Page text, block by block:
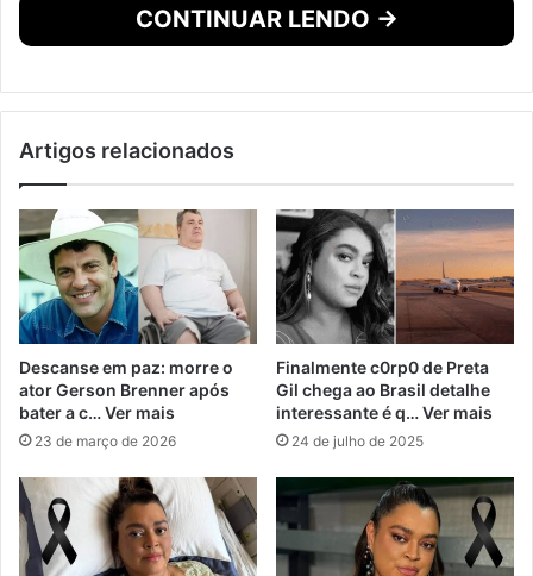
CONTINUAR LENDO →
Artigos relacionados
Descanse em paz: morre o
ator Gerson Brenner após
bater a c… Ver mais
23 de março de 2026
Finalmente c0rp0 de Preta
Gil chega ao Brasil detalhe
interessante é q… Ver mais
24 de julho de 2025